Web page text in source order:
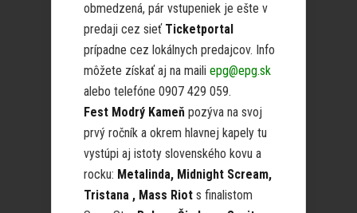
obmedzená, pár vstupeniek je ešte v
predaji cez sieť Ticketportal
prípadne cez lokálnych predajcov. Info
môžete získať aj na maili epg@epg.sk
alebo telefóne 0907 429 059.
Fest Modrý Kameň pozýva na svoj
prvý ročník a okrem hlavnej kapely tu
vystúpi aj istoty slovenského kovu a
rocku: Metalinda, Midnight Scream,
Tristana , Mass Riot s finalistom